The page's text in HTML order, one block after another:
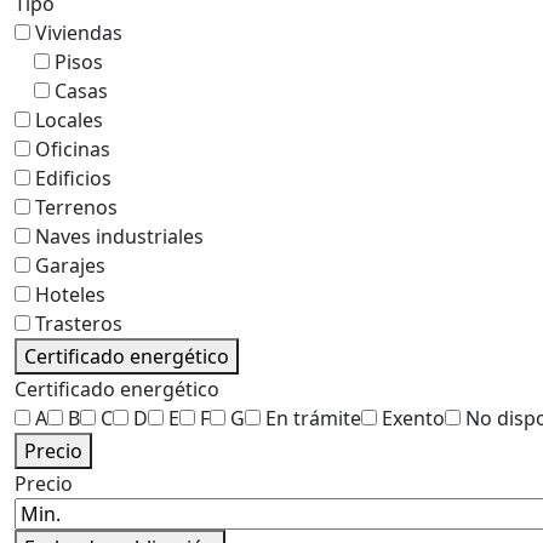
Viviendas
Pisos
Casas
Locales
Oficinas
Edificios
Terrenos
Naves industriales
Garajes
Hoteles
Trasteros
Certificado energético
Certificado energético
A
B C D E F G En trámite Exento
No
Precio
Precio